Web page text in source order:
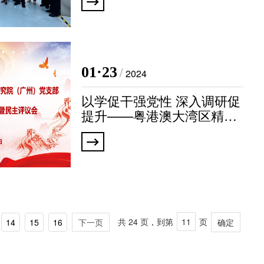
情况
01·23/2024
以学促干强党性 深入调研促
提升——粤港澳大湾区精准
医学研究院（广州）党支部2
023年度组织生活会暨民主
14 15 16 下一页 共 24 页，到第 页 确定